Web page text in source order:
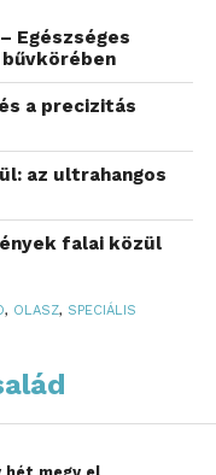
beilleszthető
vagy akár egy
nem mindig a
a kulcs.
tökéletesen
így
Ha kedve támad
találhat az
Egészséges
a precizitás
az ultrahangos
falai közül
, OLASZ, SPECIÁLIS